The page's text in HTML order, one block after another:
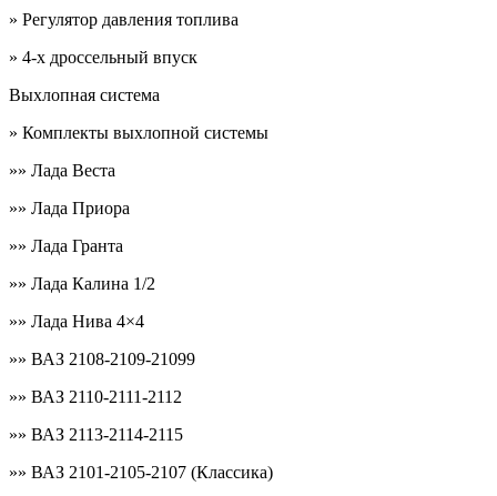
» Регулятор давления топлива
» 4-х дроссельный впуск
Выхлопная система
» Комплекты выхлопной системы
»» Лада Веста
»» Лада Приора
»» Лада Гранта
»» Лада Калина 1/2
»» Лада Нива 4×4
»» ВАЗ 2108-2109-21099
»» ВАЗ 2110-2111-2112
»» ВАЗ 2113-2114-2115
»» ВАЗ 2101-2105-2107 (Классика)